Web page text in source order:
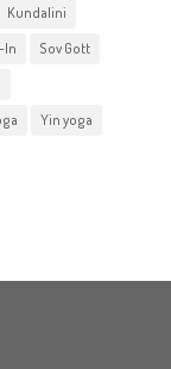
Kundalini
In
Sov Gott
Yin yoga